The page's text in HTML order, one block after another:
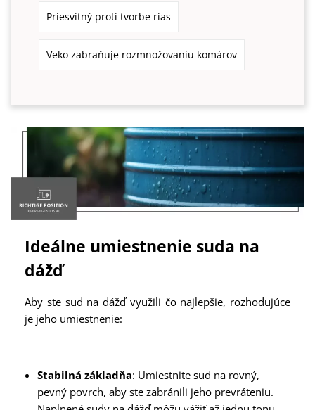
Priesvitný proti tvorbe rias
Veko zabraňuje rozmnožovaniu komárov
Ideálne umiestnenie suda na
dážď
Aby ste sud na dážď využili čo najlepšie, rozhodujúce
je jeho umiestnenie:
Stabilná základňa: Umiestnite sud na rovný,
pevný povrch, aby ste zabránili jeho prevráteniu.